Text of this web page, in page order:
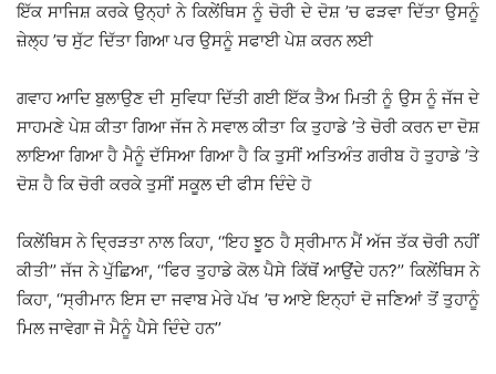
ਇੱਕ ਸਾਜਿਸ਼ ਕਰਕੇ ਉਨ੍ਹਾਂ ਨੇ ਕਿਲੇਂਥਿਸ ਨੂੰ ਚੋਰੀ ਦੇ ਦੋਸ਼ ’ਚ ਫੜਵਾ ਦਿੱਤਾ ਉਸਨੂੰ
ਜ਼ੇਲ੍ਹ ’ਚ ਸੁੱਟ ਦਿੱਤਾ ਗਿਆ ਪਰ ਉਸਨੂੰ ਸਫਾਈ ਪੇਸ਼ ਕਰਨ ਲਈ
ਗਵਾਹ ਆਦਿ ਬੁਲਾਉਣ ਦੀ ਸੁਵਿਧਾ ਦਿੱਤੀ ਗਈ ਇੱਕ ਤੈਅ ਮਿਤੀ ਨੂੰ ਉਸ ਨੂੰ ਜੱਜ ਦੇ
ਸਾਹਮਣੇ ਪੇਸ਼ ਕੀਤਾ ਗਿਆ ਜੱਜ ਨੇ ਸਵਾਲ ਕੀਤਾ ਕਿ ਤੁਹਾਡੇ ’ਤੇ ਚੋਰੀ ਕਰਨ ਦਾ ਦੋਸ਼
ਲਾਇਆ ਗਿਆ ਹੈ ਮੈਨੂੰ ਦੱਸਿਆ ਗਿਆ ਹੈ ਕਿ ਤੁਸੀਂ ਅਤਿਅੰਤ ਗਰੀਬ ਹੋ ਤੁਹਾਡੇ ’ਤੇ
ਦੋਸ਼ ਹੈ ਕਿ ਚੋਰੀ ਕਰਕੇ ਤੁਸੀਂ ਸਕੂਲ ਦੀ ਫੀਸ ਦਿੰਦੇ ਹੋ
ਕਿਲੇਂਥਿਸ ਨੇ ਦ੍ਰਿੜਤਾ ਨਾਲ ਕਿਹਾ, ‘‘ਇਹ ਝੂਠ ਹੈ ਸ੍ਰੀਮਾਨ ਮੈਂ ਅੱਜ ਤੱਕ ਚੋਰੀ ਨਹੀਂ
ਕੀਤੀ’’ ਜੱਜ ਨੇ ਪੁੱਛਿਆ, ‘‘ਫਿਰ ਤੁਹਾਡੇ ਕੋਲ ਪੈਸੇ ਕਿੱਥੋਂ ਆਉਂਦੇ ਹਨ?’’ ਕਿਲੇਂਥਿਸ ਨੇ
ਕਿਹਾ, ‘‘ਸ੍ਰੀਮਾਨ ਇਸ ਦਾ ਜਵਾਬ ਮੇਰੇ ਪੱਖ ’ਚ ਆਏ ਇਨ੍ਹਾਂ ਦੋ ਜਣਿਆਂ ਤੋਂ ਤੁਹਾਨੂੰ
ਮਿਲ ਜਾਵੇਗਾ ਜੋ ਮੈਨੂੰ ਪੈਸੇ ਦਿੰਦੇ ਹਨ’’